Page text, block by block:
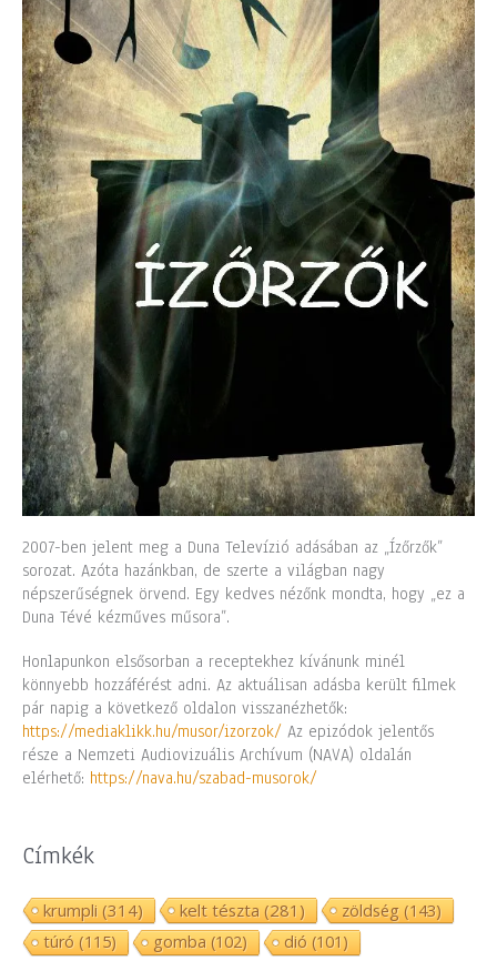
2007-ben jelent meg a Duna Televízió adásában az „Ízőrzők”
sorozat. Azóta hazánkban, de szerte a világban nagy
népszerűségnek örvend. Egy kedves nézőnk mondta, hogy „ez a
Duna Tévé kézműves műsora”.
Honlapunkon elsősorban a receptekhez kívánunk minél
könnyebb hozzáférést adni. Az aktuálisan adásba került filmek
pár napig a következő oldalon visszanézhetők:
https://mediaklikk.hu/musor/izorzok/ Az epizódok jelentős
része a Nemzeti Audiovizuális Archívum (NAVA) oldalán
elérhető: https://nava.hu/szabad-musorok/
Címkék
krumpli (314) kelt tészta (281) zöldség (143)
túró (115) gomba (102) dió (101)